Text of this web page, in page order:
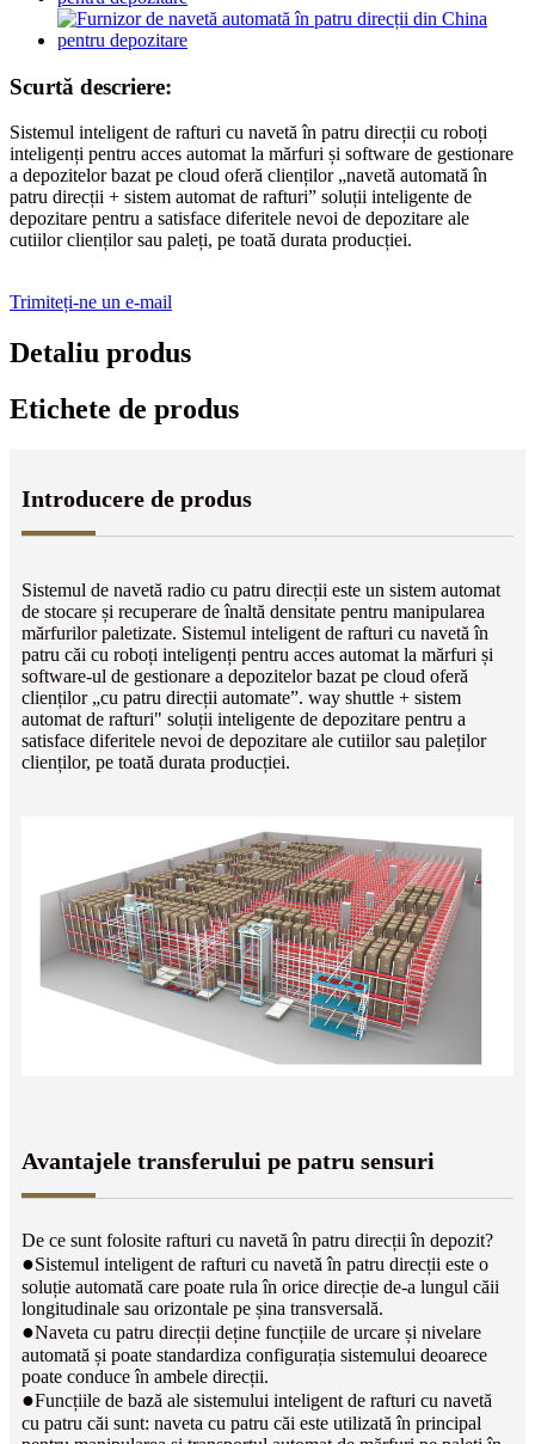
Scurtă descriere:
Sistemul inteligent de rafturi cu navetă în patru direcții cu roboți
inteligenți pentru acces automat la mărfuri și software de gestionare
a depozitelor bazat pe cloud oferă clienților „navetă automată în
patru direcții + sistem automat de rafturi” soluții inteligente de
depozitare pentru a satisface diferitele nevoi de depozitare ale
cutiilor clienților sau paleți, pe toată durata producției.
Trimiteți-ne un e-mail
Detaliu produs
Etichete de produs
Introducere de produs
Sistemul de navetă radio cu patru direcții este un sistem automat
de stocare și recuperare de înaltă densitate pentru manipularea
mărfurilor paletizate. Sistemul inteligent de rafturi cu navetă în
patru căi cu roboți inteligenți pentru acces automat la mărfuri și
software-ul de gestionare a depozitelor bazat pe cloud oferă
clienților „cu patru direcții automate”. way shuttle + sistem
automat de rafturi" soluții inteligente de depozitare pentru a
satisface diferitele nevoi de depozitare ale cutiilor sau paleților
clienților, pe toată durata producției.
Avantajele transferului pe patru sensuri
De ce sunt folosite rafturi cu navetă în patru direcții în depozit?
●Sistemul inteligent de rafturi cu navetă în patru direcții este o
soluție automată care poate rula în orice direcție de-a lungul căii
longitudinale sau orizontale pe șina transversală.
●Naveta cu patru direcții deține funcțiile de urcare și nivelare
automată și poate standardiza configurația sistemului deoarece
poate conduce în ambele direcții.
●Funcțiile de bază ale sistemului inteligent de rafturi cu navetă
cu patru căi sunt: ​​naveta cu patru căi este utilizată în principal